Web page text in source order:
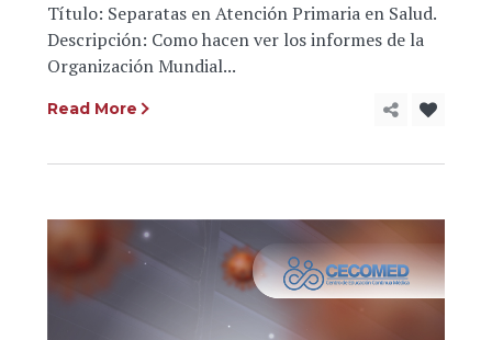
Título: Separatas en Atención Primaria en Salud.
Descripción: Como hacen ver los informes de la
Organización Mundial...
Read More